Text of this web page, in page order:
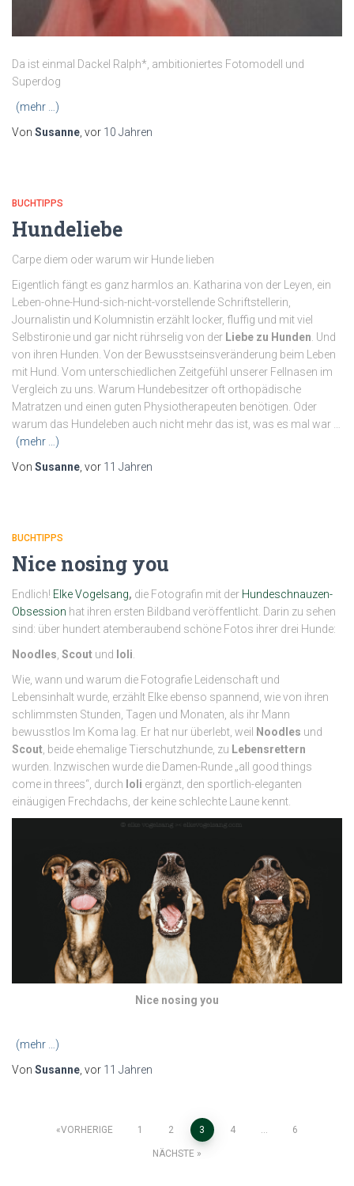
Da ist einmal Dackel Ralph*, ambitioniertes Fotomodell und
Superdog
(mehr …)
Von Susanne, vor 10 Jahren
BUCHTIPPS
Hundeliebe
Carpe diem oder warum wir Hunde lieben
Eigentlich fängt es ganz harmlos an. Katharina von der Leyen, ein
Leben-ohne-Hund-sich-nicht-vorstellende Schriftstellerin,
Journalistin und Kolumnistin erzählt locker, fluffig und mit viel
Selbstironie und gar nicht rührselig von der Liebe zu Hunden. Und
von ihren Hunden. Von der Bewusstseinsveränderung beim Leben
mit Hund. Vom unterschiedlichen Zeitgefühl unserer Fellnasen im
Vergleich zu uns. Warum Hundebesitzer oft orthopädische
Matratzen und einen guten Physiotherapeuten benötigen. Oder
warum das Hundeleben auch nicht mehr das ist, was es mal war …
(mehr …)
Von Susanne, vor 11 Jahren
BUCHTIPPS
Nice nosing you
Endlich! Elke Vogelsang, die Fotografin mit der Hundeschnauzen-
Obsession hat ihren ersten Bildband veröffentlicht. Darin zu sehen
sind: über hundert atemberaubend schöne Fotos ihrer drei Hunde:
Noodles, Scout und Ioli.
Wie, wann und warum die Fotografie Leidenschaft und
Lebensinhalt wurde, erzählt Elke ebenso spannend, wie von ihren
schlimmsten Stunden, Tagen und Monaten, als ihr Mann
bewusstlos Im Koma lag. Er hat nur überlebt, weil
Noodles und
Scout, beide ehemalige Tierschutzhunde, zu Lebensrettern
wurden. Inzwischen wurde die Damen-Runde „all good things
come in threes“, durch Ioli ergänzt, den sportlich-eleganten
einäugigen Frechdachs, der keine schlechte Laune kennt.
Nice nosing you
(mehr …)
Von Susanne, vor 11 Jahren
Seitennummerierung
VORHERIGE 1 2 3 4 … 6
NÄCHSTE